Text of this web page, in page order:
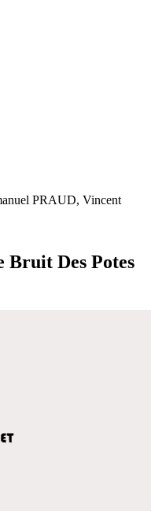
PRAUD, Vincent
Bruit Des Potes